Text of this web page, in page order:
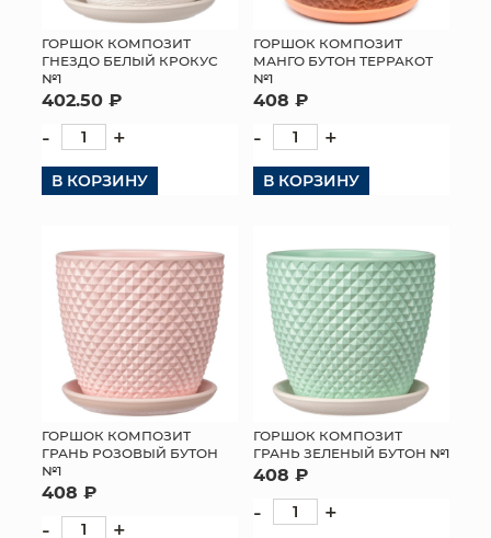
ГОРШОК КОМПОЗИТ
ГНЕЗДО БЕЛЫЙ КРОКУС
№1
402.50 ₽
- +
В КОРЗИНУ
ГОРШОК КОМПОЗИТ
МАНГО БУТОН ТЕРРАКОТ
№1
408 ₽
- +
В КОРЗИНУ
ГОРШОК КОМПОЗИТ
ГРАНЬ РОЗОВЫЙ БУТОН
№1
408 ₽
- +
ГОРШОК КОМПОЗИТ
ГРАНЬ ЗЕЛЕНЫЙ БУТОН №1
408 ₽
- +